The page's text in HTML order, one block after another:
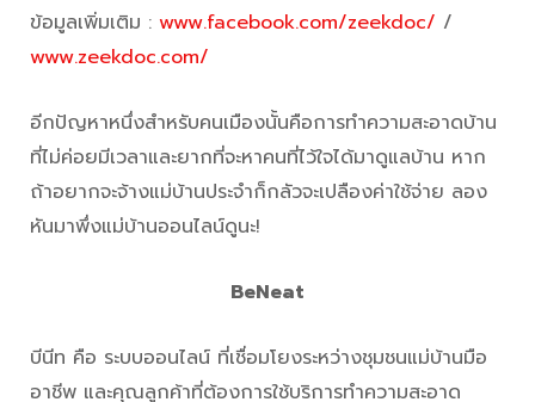
ข้อมูลเพิ่มเติม : www.facebook.com/zeekdoc/ /
www.zeekdoc.com/
อีกปัญหาหนึ่งสำหรับคนเมืองนั้นคือการทำความสะอาดบ้าน
ที่ไม่ค่อยมีเวลาและยากที่จะหาคนที่ไว้ใจได้มาดูแลบ้าน หาก
ถ้าอยากจะจ้างแม่บ้านประจำก็กลัวจะเปลืองค่าใช้จ่าย ลอง
หันมาพึ่งแม่บ้านออนไลน์ดูนะ!
BeNeat
บีนีท คือ ระบบออนไลน์ ที่เชื่อมโยงระหว่างชุมชนแม่บ้านมือ
อาชีพ และคุณลูกค้าที่ต้องการใช้บริการทำความสะอาด